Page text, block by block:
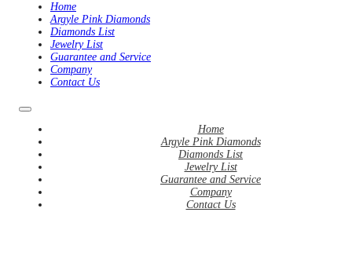
Home
Argyle Pink Diamonds
Diamonds List
Jewelry List
Guarantee and Service
Company
Contact Us
Home
Argyle Pink Diamonds
Diamonds List
Jewelry List
Guarantee and Service
Company
Contact Us